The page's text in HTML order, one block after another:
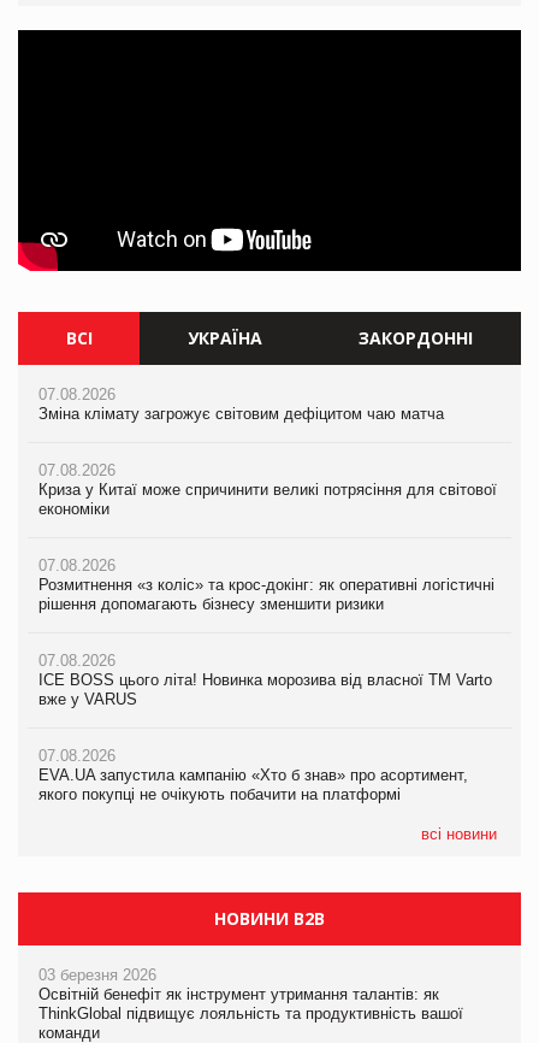
ВСІ УКРАЇНА ЗАКОРДОННІ
07.08.2026
Зміна клімату загрожує світовим дефіцитом чаю матча
07.08.2026
Криза у Китаї може спричинити великі потрясіння для світової
економіки
07.08.2026
Розмитнення «з коліс» та крос-докінг: як оперативні логістичні
рішення допомагають бізнесу зменшити ризики
07.08.2026
ICE BOSS цього літа! Новинка морозива від власної ТМ Varto
вже у VARUS
07.08.2026
EVA.UA запустила кампанію «Хто б знав» про асортимент,
якого покупці не очікують побачити на платформі
всі новини
07.08.2026
Зміна клімату загрожує світовим дефіцитом чаю матча
07.08.2026
Криза у Китаї може спричинити великі потрясіння для світової
економіки
07.08.2026
Kraft Heinz скоротила збиток у першому півріччі
Продажі Hugo Boss впали на 9%
07.08.2026
Зміна клімату загрожує світовим дефіцитом чаю матча
07.08.2026
Криза у Китаї може спричинити великі потрясіння для світової
економіки
07.08.2026
Kraft Heinz скоротила збиток у першому півріччі
Продажі Hugo Boss впали на 9%
НОВИНИ B2B
03 березня 2026
Освітній бенефіт як інструмент утримання талантів: як
ThinkGlobal підвищує лояльність та продуктивність вашої
команди